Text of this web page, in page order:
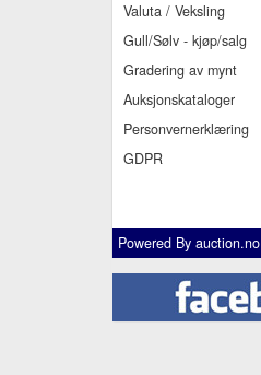
Valuta / Veksling
Gull/Sølv - kjøp/salg
Gradering av mynt
Auksjonskataloger
Personvernerklæring
GDPR
Powered By auction.no